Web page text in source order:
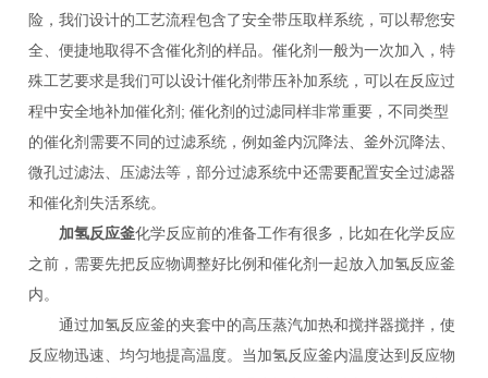
险，我们设计的工艺流程包含了安全带压取样系统，可以帮您安
全、便捷地取得不含催化剂的样品。催化剂一般为一次加入，特
殊工艺要求是我们可以设计催化剂带压补加系统，可以在反应过
程中安全地补加催化剂; 催化剂的过滤同样非常重要，不同类型
的催化剂需要不同的过滤系统，例如釜内沉降法、釜外沉降法、
微孔过滤法、压滤法等，部分过滤系统中还需要配置安全过滤器
和催化剂失活系统。
加氢反应釜化学反应前的准备工作有很多，比如在化学反应
之前，需要先把反应物调整好比例和催化剂一起放入加氢反应釜
内。
通过加氢反应釜的夹套中的高压蒸汽加热和搅拌器搅拌，使
反应物迅速、均匀地提高温度。当加氢反应釜内温度达到反应物